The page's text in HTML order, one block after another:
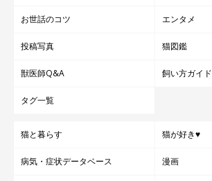
お世話のコツ エンタメ
投稿写真 猫図鑑
獣医師Q&A 飼い方ガイド
タグ一覧
猫と暮らす 猫が好き♥
病気・症状データベース 漫画